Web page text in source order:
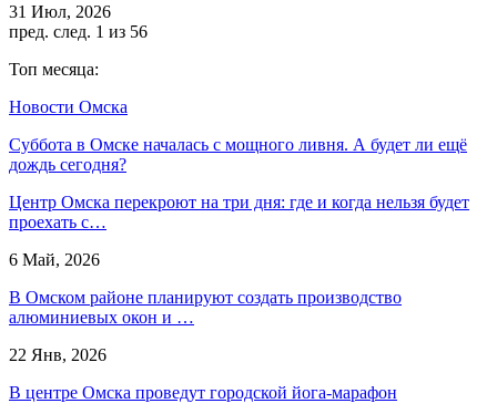
31 Июл, 2026
пред. след. 1 из 56
Топ месяца:
Новости Омска
Суббота в Омске началась с мощного ливня. А будет ли ещё
дождь сегодня?
Центр Омска перекроют на три дня: где и когда нельзя будет
проехать с…
6 Май, 2026
В Омском районе планируют создать производство
алюминиевых окон и …
22 Янв, 2026
В центре Омска проведут городской йога-марафон